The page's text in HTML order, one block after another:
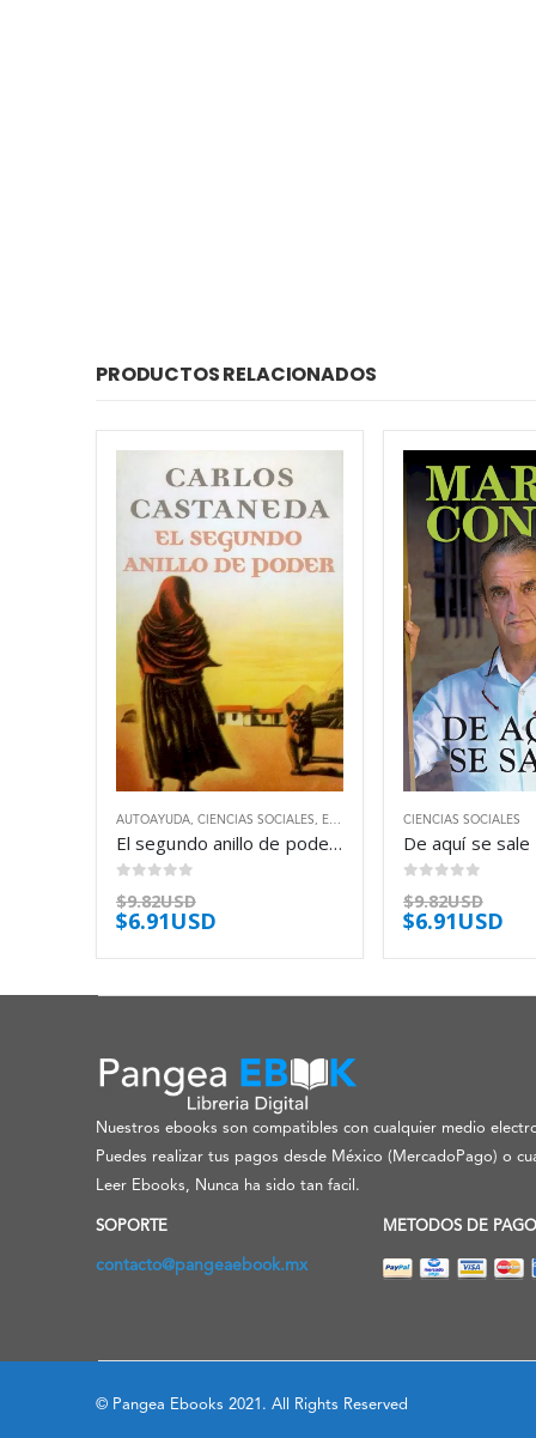
PRODUCTOS RELACIONADOS
AUTOAYUDA CIENCIAS SOCIALES ESPIRITUALIDAD
El segundo anillo de poder – Carlos Castaneda
$9.82USD
$6.91USD
CIENCIAS SOCIALES
$9.82USD
$6.91USD
Nuestros ebooks son compatibles con cualquier medio
Puedes realizar tus pagos desde México (MercadoPago) o
Leer Ebooks, Nunca ha sido tan facil.
SOPORTE
contacto@pangeaebook.mx
METODOS DE PAGO
© Pangea Ebooks 2021. All Rights Reserved